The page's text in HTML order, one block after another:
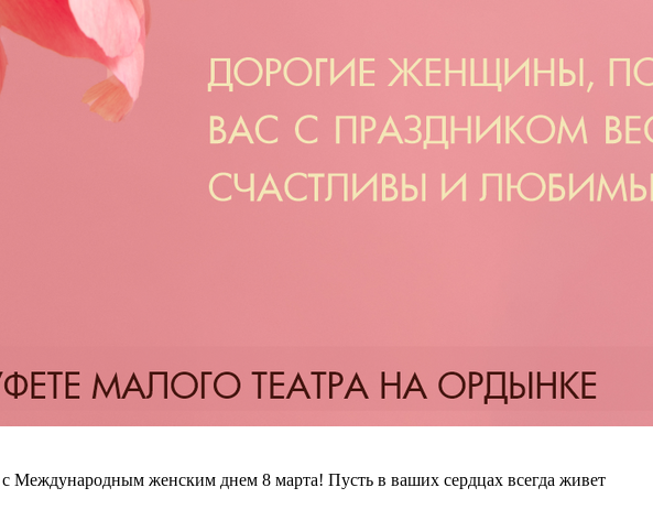
женским днем 8 марта! Пусть в ваших сердцах всегда живет